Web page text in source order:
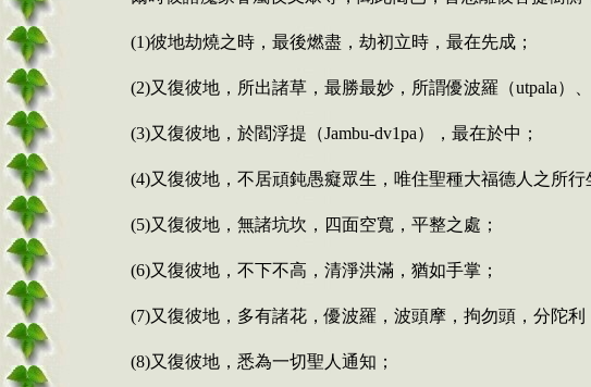
(1)彼地劫燒之時，最後燃盡，劫初立時，最在先成；
(2)又復彼地 ， 所出諸草 ， 最勝最妙 ， 所謂優波羅（utpala）
(3)又復彼地 ， 於閻浮提（Jambu-dv1pa） ， 最在於中；
(4)又復彼地，不居頑鈍愚癡眾生，唯住聖種大福德人之所行
(5)又復彼地，無諸坑坎，四面空寬，平整之處；
(6)又復彼地，不下不高，清淨洪滿，猶如手掌；
(7)又復彼地，多有諸花，優波羅，波頭摩，拘勿頭，分陀利
(8)又復彼地，悉為一切聖人通知；